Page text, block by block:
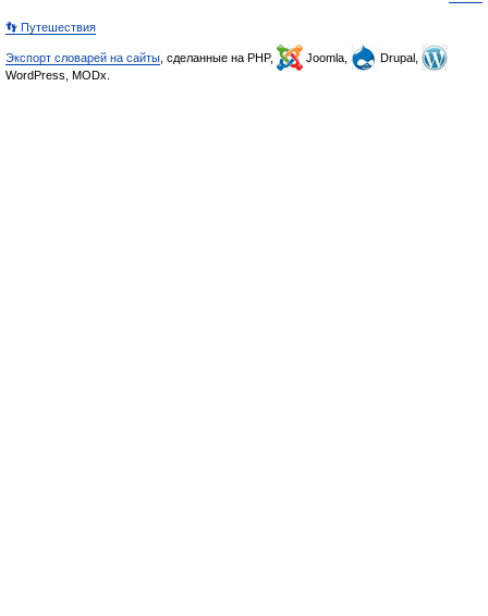
👣 Путешествия
Экспорт словарей на сайты , сделанные на PHP, Joomla,
Drupal,
WordPress, MODx.